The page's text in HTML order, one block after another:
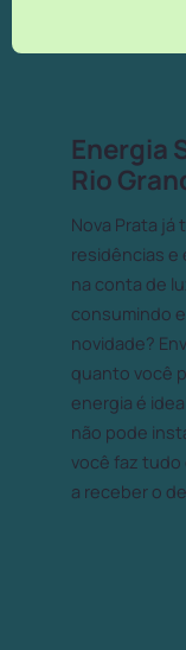
Energia
Rio
Nova Prata já
residências e
na conta de
consumindo
novidade?
quanto você
energia é
não pode
você faz tudo
a receber o